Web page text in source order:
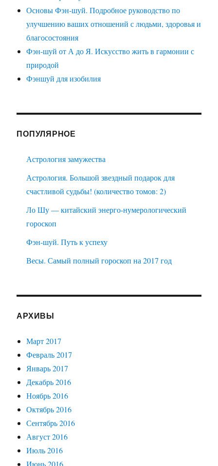
Основы Фэн-шуй. Подробное руководство по
улучшению ваших отношений с людьми, здоровья и
благосостояния
Фэн-шуй от А до Я. Искусство жить в гармонии с
природой
Фэншуй для изобилия
ПОПУЛЯРНОЕ
Астрология замужества
Астрология. Большой звездный подарок для
счастливой судьбы! (количество томов: 2)
Ло Шу — китайский энерго-нумерологический
гороскоп
Фэн-шуй. Путь к успеху
Весы. Самый полный гороскоп на 2017 год
АРХИВЫ
Март 2017
Февраль 2017
Январь 2017
Декабрь 2016
Ноябрь 2016
Октябрь 2016
Сентябрь 2016
Август 2016
Июль 2016
Июнь 2016